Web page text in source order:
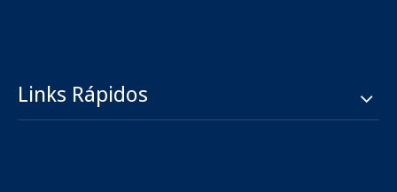
Links Rápidos